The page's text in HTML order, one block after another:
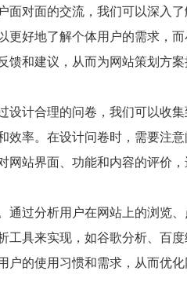
面对面的交流，我们可以深入
更好地了解个体用户的需求，
和建议，从而为网站策划方案
设计合理的问卷，我们可以收
效率。在设计问卷时，需要注
站界面、功能和内容的评价，
通过分析用户在网站上的浏览
工具来实现，如谷歌分析、百
的使用习惯和需求，从而优化